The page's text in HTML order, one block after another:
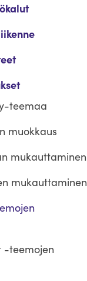
teemaa
muokkaus
mukauttaminen
mukauttaminen
-teemojen